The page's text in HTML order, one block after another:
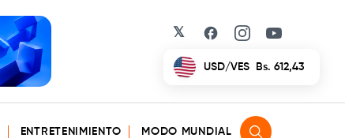
𝕏 Facebook
Instagram
YouTube
EUR/VES Bs. 702,42
ENTRETENIMIENTO MODO MUNDIAL